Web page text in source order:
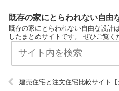
既存の家にとらわれない自由
既存の家にとらわれない自由な設計
したまとめサイトです。 ぜひご覧
建売住宅と注文住宅比較サイト【